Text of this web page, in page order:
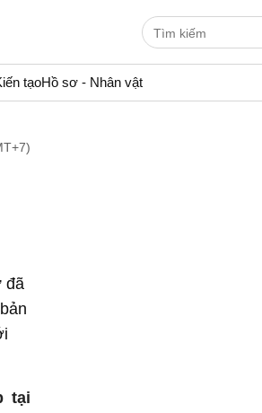
tạoHồ sơ - Nhân vật
đã
tại